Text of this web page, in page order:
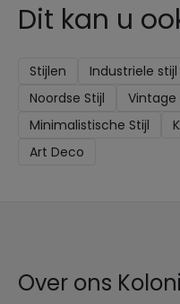
Dit kan u
Stijlen Industriele stijl
Noordse Stijl
Vintage
Minimalistische Stijl
Art Deco
Over ons